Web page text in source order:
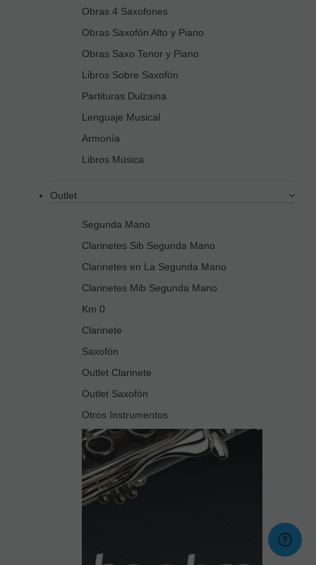
Obras 4 Saxofones
Obras Saxofón Alto y Piano
Obras Saxo Tenor y Piano
Libros Sobre Saxofón
Partituras Dulzaina
Lenguaje Musical
Armonía
Libros Música
Outlet
Segunda Mano
Clarinetes Sib Segunda Mano
Clarinetes en La Segunda Mano
Clarinetes Mib Segunda Mano
Km 0
Clarinete
Saxofón
Outlet Clarinete
Outlet Saxofón
Otros Instrumentos